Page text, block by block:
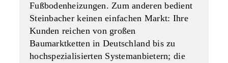
Fußbodenheizungen. Zum anderen bedient
Steinbacher keinen einfachen Markt: Ihre
Kunden reichen von großen
Baumarktketten in Deutschland bis zu
hochspezialisierten Systemanbietern; die